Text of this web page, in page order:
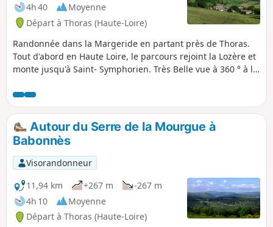
4h 40
Moyenne
Départ à Thoras (Haute-Loire)
Randonnée dans la Margeride en partant près de Thoras.
Tout d'abord en Haute Loire, le parcours rejoint la Lozère et
monte jusqu'à Saint- Symphorien. Très Belle vue à 360 ° à la
hameaux typiques du pays et emprunte des chemins
calmes offrant de belles vues sur la Margeride.
Autour du Serre de la Mourgue à
Babonnès
Visorandonneur
11,94 km
+267 m
-267 m
4h 10
Moyenne
Départ à Thoras (Haute-Loire)